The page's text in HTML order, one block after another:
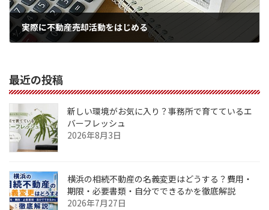
実際に不動産売却活動をはじめる
最近の投稿
新しい環境がお気に入り？事務所で育てているエ
バーフレッシュ
2026年8月3日
横浜の相続不動産の名義変更はどうする？費用・
期限・必要書類・自分でできるかを徹底解説
2026年7月27日